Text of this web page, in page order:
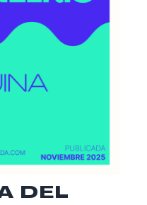
DEL